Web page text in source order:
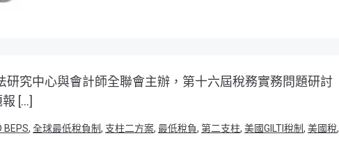
研究中心與會計師全聯會主辦，第十六屆稅務實務問題研討
[…]
BEPS, 全球最低稅負制, 支柱二方案, 最低稅負, 第二支柱, 美國GILTI稅制, 美國稅,